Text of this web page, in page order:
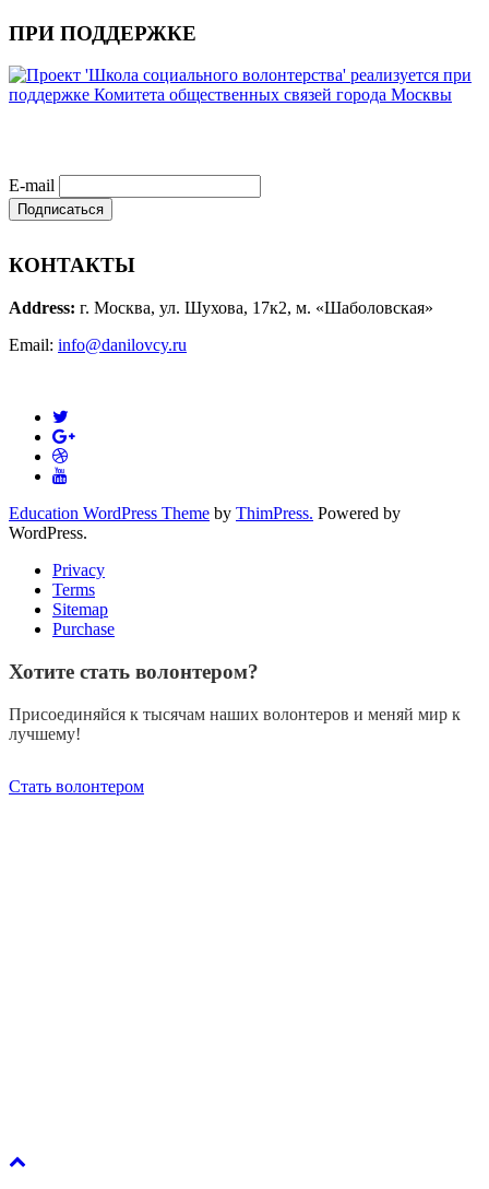
ПРИ ПОДДЕРЖКЕ
E-mail
КОНТАКТЫ
Address: г. Москва, ул. Шухова, 17к2, м. «Шаболовская»
Email: info@danilovcy.ru
Education WordPress Theme by ThimPress. Powered by
WordPress.
Privacy
Terms
Sitemap
Purchase
Хотите стать волонтером?
Присоединяйся к тысячам наших волонтеров и меняй мир к
лучшему!
Стать волонтером